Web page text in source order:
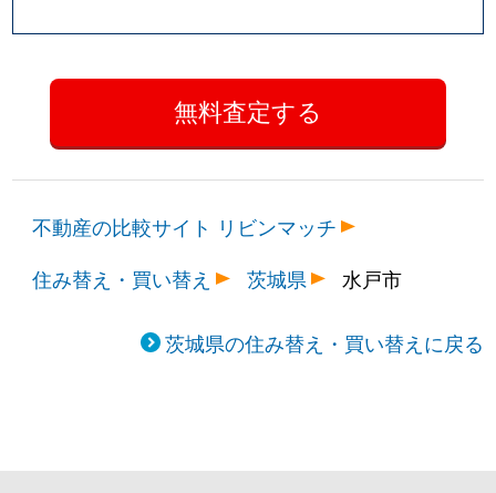
不動産の比較サイト リビンマッチ
住み替え・買い替え
茨城県 水戸市
茨城県の住み替え・買い替えに戻る